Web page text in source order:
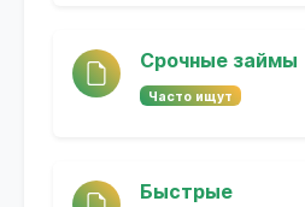
Срочные займы
Часто ищут
Быстрые